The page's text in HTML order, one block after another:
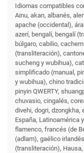
Idiomas compatibles
Ainu, akan, albanés,
apache (occidental),
azerí, bengalí, bengalí
búlgaro, cabilio,
(transliteración),
sucheng y wubihua),
simplificado (manual,
y wubihua), chino
pinyin QWERTY,
chuvasio, cingalés,
divehi, dogri, dzongkha,
España, Latinoamérica
flamenco, francés (de
(adlam), gaélico
(transliteración),